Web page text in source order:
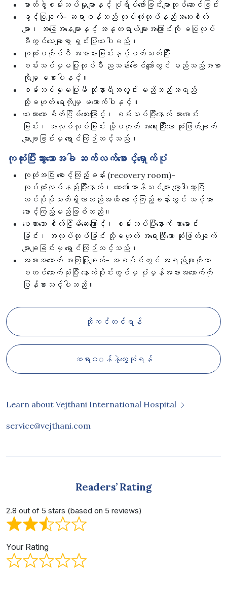
ဓာတ်ခွဲစမ်းသပ်မှုများနှင့် ပုံရိပ်ဖော်ခြင်းများလုပ်ဆောင်ခြင်း
ခွင့်ပြုချက်- ဆရာဝန်သည် လုပ်ထုံးလုပ်နည်းအသေးစိတ်
များ၊ အခြေအနေများနှင့် အန္တရာယ်များအကြောင်းကို မပြုလုပ်
မီတွင်သေချာစွာ ရှင်းပြပေးပါမည်။
ကုထုံးမတိုင်မီ အစာစားခြင်းနှင့်ပက်သက်ပြီး
စမ်းသပ်မှုမပြုလုပ်မီ ညသန်းခေါင်ကျော်တွင် မည်သည့်အစာ
ကိုမျှ မစားပါနှင့်။
စမ်းသပ်မှုမပြုမီ သုံးနာရီအတွင်း မည်သည့်အရည်
သို့မဟုတ် ရေကိုမျှ မသောက်ပါနှင့်။
ပေးထားသော စိတ်ငြိမ်ဆေးကြောင့်၊ စမ်းသပ်ပြီးနောက် ကားမောင်း
ခြင်း၊ အလုပ်လုပ်ခြင်း သို့မဟုတ် အရေးကြီးသော ဆုံးဖြတ်ချက်
များချခြင်းမှ ရှောင်ကြဉ်သင့်သည်။
ကုထုံးပြီးသွားသောအခါ ဆက်လက်စောင့်ရှောက်ပုံ
ကုထုံအပြီး စောင့်ကြည့်ခန်း (recovery room)-
လုပ်ထုံးလုပ်နည်းပြီးနောက်၊ ဆေး၏အာနိသင်များ လျော့ပါးသွားပြီး
သင်ပိုမိုသတိရှိလာသည်အထိ စောင့်ကြည့်ခန်းတွင် သင့်အား
စောင့်ကြည့်မည်ဖြစ်သည်။
ပေးထားသော စိတ်ငြိမ်ဆေးကြောင့်၊ စမ်းသပ်ပြီးနောက် ကားမောင်း
ခြင်း၊ အလုပ်လုပ်ခြင်း သို့မဟုတ် အရေးကြီးသော ဆုံးဖြတ်ချက်
များချခြင်းမှ ရှောင်ကြဉ်သင့်သည်။
အစားအသောက် အကြံပြုချက်- အစပိုင်းတွင် အရည်များကိုသာ
စတင်သောက်သုံးပြီး နောက်ပိုင်းတွင်မှ ပုံမှန်အစားအသောက်ကို
ပြန်စားသင့်ပါသည်။
ဘိုကင်တင်ရန်
ဆရာ၀◌န်နဲ့တွေ့ဆုံရန်
Learn about Vejthani International Hospital
service@vejthani.com
Readers’ Rating
2.8 out of 5 stars (based on 5 reviews)
Your Rating